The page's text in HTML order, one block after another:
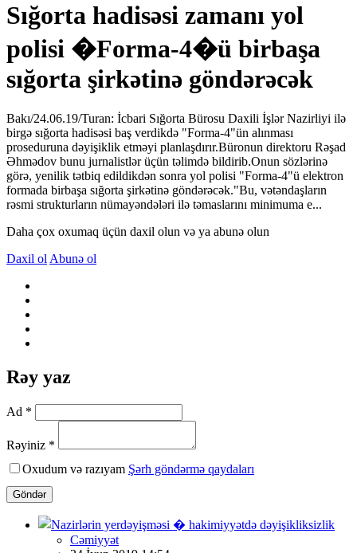
Sığorta hadisəsi zamanı yol
polisi �Forma-4�ü birbaşa
sığorta şirkətinə göndərəcək
Bakı/24.06.19/Turan: İcbari Sığorta Bürosu Daxili İşlər Nazirliyi ilə
birgə sığorta hadisəsi baş verdikdə "Forma-4"ün alınması
proseduruna dəyişiklik etməyi planlaşdırır.Büronun direktoru Rəşad
Əhmədov bunu jurnalistlər üçün təlimdə bildirib.Onun sözlərinə
görə, yenilik tətbiq edildikdən sonra yol polisi "Forma-4"ü elektron
formada birbaşa sığorta şirkətinə göndərəcək."Bu, vətəndaşların
rəsmi strukturların nümayəndələri ilə təmaslarını minimuma e...
Daha çox oxumaq üçün daxil olun və ya abunə olun
Daxil ol Abunə ol
Rəy yaz
Ad *
Rəyiniz *
Oxudum və razıyam Şərh göndərmə qaydaları
Göndər
Cəmiyyət